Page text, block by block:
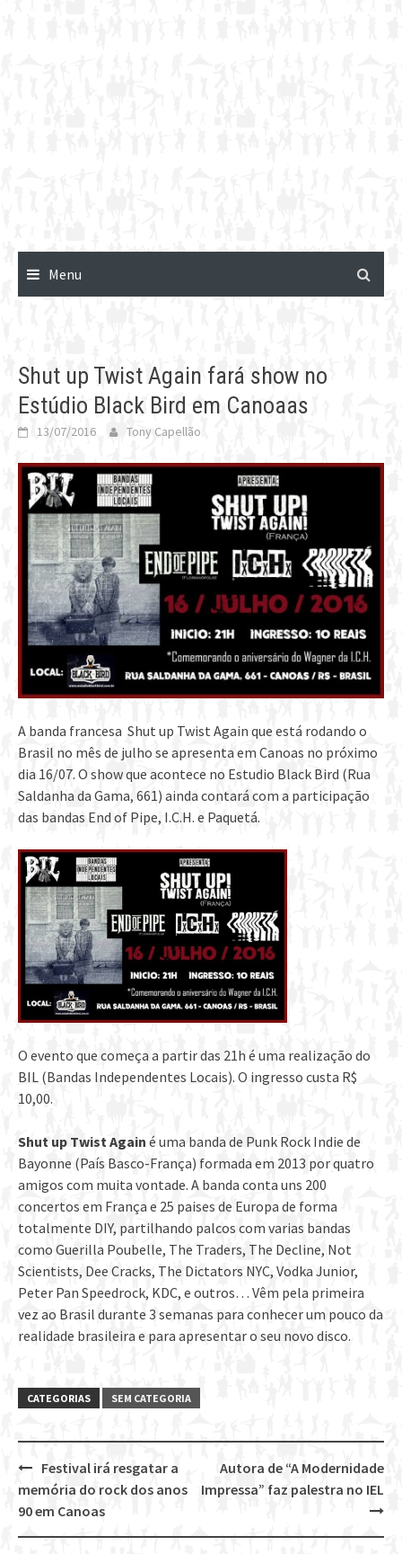
Menu
Shut up Twist Again fará show no
Estúdio Black Bird em Canoaas
13/07/2016 Tony Capellão
A banda francesa Shut up Twist Again que está rodando o
Brasil no mês de julho se apresenta em Canoas no próximo
dia 16/07. O show que acontece no Estudio Black Bird (Rua
Saldanha da Gama, 661) ainda contará com a participação
das bandas End of Pipe, I.C.H. e Paquetá.
O evento que começa a partir das 21h é uma realização do
BIL (Bandas Independentes Locais). O ingresso custa R$
10,00.
Shut up Twist Again é uma banda de Punk Rock Indie de
Bayonne (País Basco-França) formada em 2013 por quatro
amigos com muita vontade. A banda conta uns 200
concertos em França e 25 paises de Europa de forma
totalmente DIY, partilhando palcos com varias bandas
como Guerilla Poubelle, The Traders, The Decline, Not
Scientists, Dee Cracks, The Dictators NYC, Vodka Junior,
Peter Pan Speedrock, KDC, e outros… Vêm pela primeira
vez ao Brasil durante 3 semanas para conhecer um pouco da
realidade brasileira e para apresentar o seu novo disco.
CATEGORIAS SEM CATEGORIA
Post
navigation
Autora de “A Modernidade
Impressa” faz palestra no IEL
Festival irá resgatar a
memória do rock dos anos
90 em Canoas